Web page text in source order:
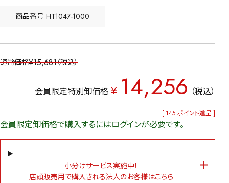
商品番号 HT1047-1000
通常価格¥15,681 税込
会員限定特別卸価格 ¥ 14,256 税込
[ 145 ポイント進呈 ]
会員限定卸価格で購入するにはログインが必要です。
小分けサービス実施中！
店頭販売用で購入される法人のお客様はこちら